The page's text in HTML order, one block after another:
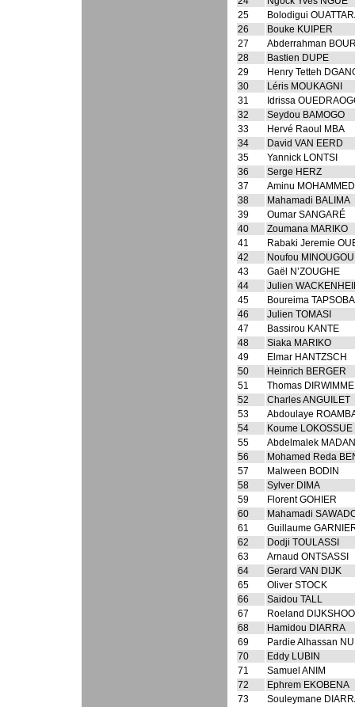
25
Bolodigui
26
Bouke KUIPER
27
Abderrahman
28
Bastien DUPE
29
Henry Tetteh
30
Léris MOUKAGNI
31
Idrissa
32
Seydou BAMOGO
33
Hervé Raoul MBA
34
David VAN EERD
35
Yannick LONTSI
36
Serge HERZ
37
Aminu MOHAMMED
38
Mahamadi BALIMA
39
Oumar SANGARÉ
40
Zoumana MARIKO
41
Rabaki Jeremie
42
Noufou MINOUGOU
43
Gaël N’ZOUGHE
44
Julien
45
Boureima TAPSOBA
46
Julien TOMASI
47
Bassirou KANTE
48
Siaka MARIKO
49
Elmar HANTZSCH
50
Heinrich BERGER
51
Thomas
52
Charles ANGUILET
53
Abdoulaye
54
Koume LOKOSSUE
55
Abdelmalek
56
Mohamed Reda
57
Malween BODIN
58
Sylver DIMA
59
Florent GOHIER
60
Mahamadi
61
Guillaume
62
Dodji TOULASSI
63
Arnaud ONTSASSI
64
Gerard VAN DIJK
65
Oliver STOCK
66
Saidou TALL
67
Roeland
68
Hamidou DIARRA
69
Pardie Alhassan
70
Eddy LUBIN
71
Samuel ANIM
72
Ephrem EKOBENA
73
Souleymane